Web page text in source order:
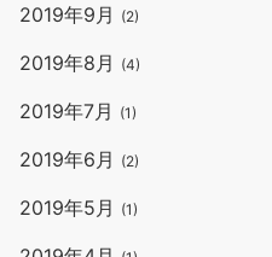
2019年9月 (2)
2019年8月 (4)
2019年7月 (1)
2019年6月 (2)
2019年5月 (1)